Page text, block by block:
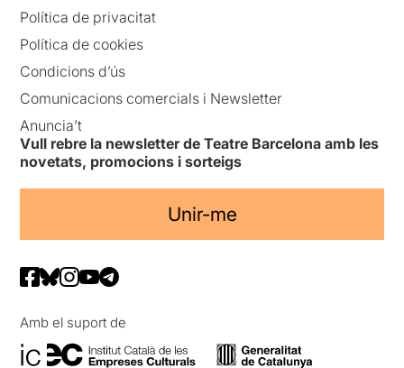
Política de privacitat
Política de cookies
Condicions d’ús
Comunicacions comercials i Newsletter
Anuncia’t
Vull rebre la newsletter de Teatre Barcelona amb les
novetats, promocions i sorteigs
Unir-me
Amb el suport de